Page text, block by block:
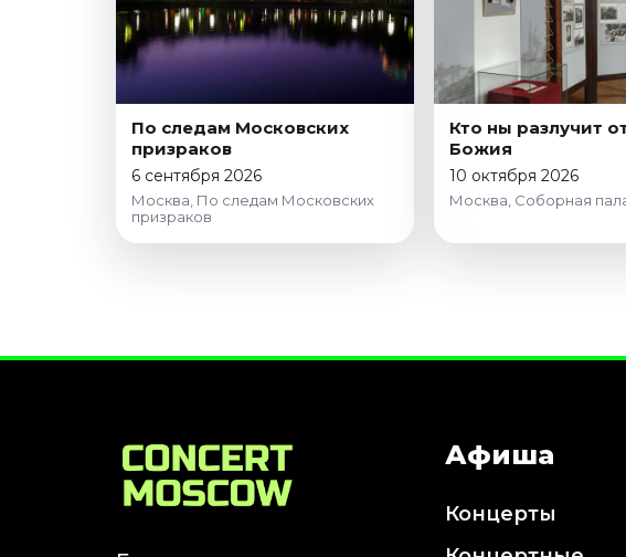
По следам Московских
призраков
6 сентября 2026
Москва, По следам Московских
призраков
Кто ны разлучит
Божия
10 октября 2026
Москва, Соборная
Афиша
Концерты